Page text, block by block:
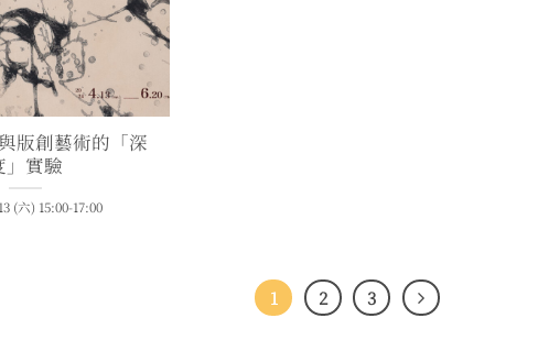
版創藝術的「深
」實驗
(六) 15:00-17:00
1 2 3